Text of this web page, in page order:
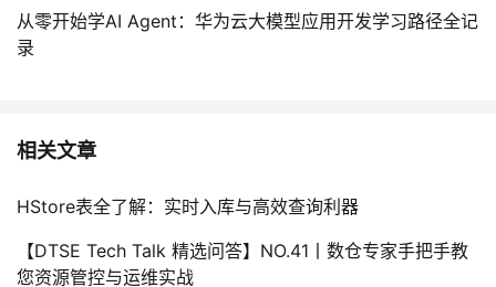
从零开始学AI Agent：华为云大模型应用开发学习路径全记
录
相关文章
HStore表全了解：实时入库与高效查询利器
【DTSE Tech Talk 精选问答】NO.41丨数仓专家手把手教
您资源管控与运维实战